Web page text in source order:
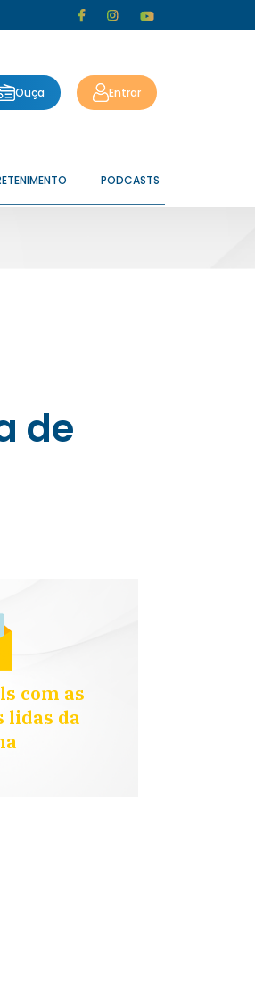
Ouça Entrar
PODCASTS
de
com as
lidas da